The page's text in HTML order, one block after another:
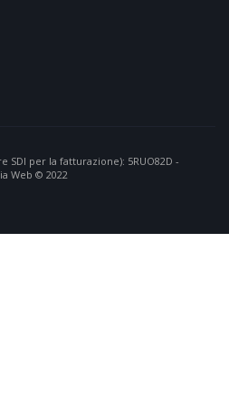
SDI per la fatturazione): 5RUO82D -
Web © 2022